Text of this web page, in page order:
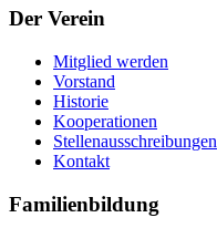
Der Verein
Mitglied werden
Vorstand
Historie
Kooperationen
Stellenausschreibungen
Kontakt
Familienbildung